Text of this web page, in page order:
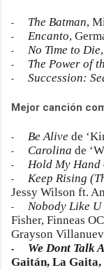
- The Batman,
- Encanto,
- No Time to Die
- The Power of
- Succession:
Mejor canción
- Be Alive de
- Carolina de
- Hold My Hand
- Keep Rising
Jessy Wilson ft.
- Nobody Like U
Fisher, Finneas
Grayson
- We Dont Talk
Gaitán, La Gaita,